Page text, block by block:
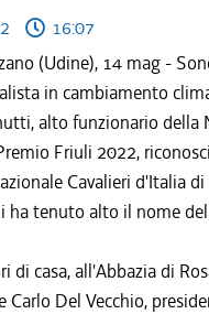
16:07
(Udine), 14 mag -
in cambiamento
alto funzionario della
Friuli 2022,
Cavalieri d'Italia
ha tenuto alto il nome
di casa, all'Abbazia di
Carlo Del Vecchio,